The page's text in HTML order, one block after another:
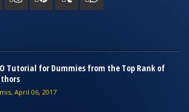
Tutorial for Dummies from the Top Rank of
April 06, 2017